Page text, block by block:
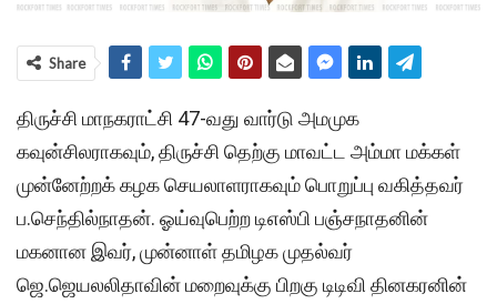
Share
திருச்சி மாநகராட்சி 47-வது வார்டு அமமுக
கவுன்சிலராகவும், திருச்சி தெற்கு மாவட்ட அம்மா மக்கள்
முன்னேற்றக் கழக செயலாளராகவும் பொறுப்பு வகித்தவர்
ப.செந்தில்நாதன். ஓய்வுபெற்ற டிஎஸ்பி பஞ்சநாதனின்
மகனான இவர், முன்னாள் தமிழக முதல்வர்
ஜெ.ஜெயலலிதாவின் மறைவுக்கு பிறகு டிடிவி தினகரனின்